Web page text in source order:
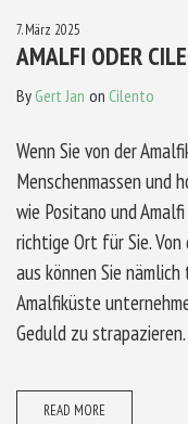
7. März 2025
AMALFI ODER
By Gert Jan on Cilento
Wenn Sie von der
Menschenmassen und
wie Positano und
richtige Ort für Sie.
aus können Sie
Amalfiküste
Geduld zu
READ MORE